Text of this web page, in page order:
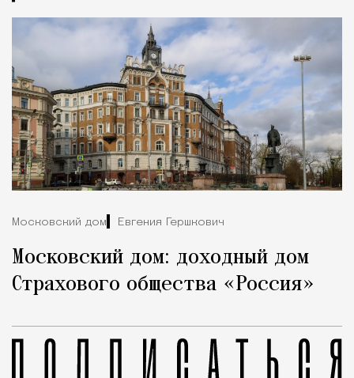
Московский дом Евгения Гершкович
Московский дом: доходный дом
Страхового общества «Россия»